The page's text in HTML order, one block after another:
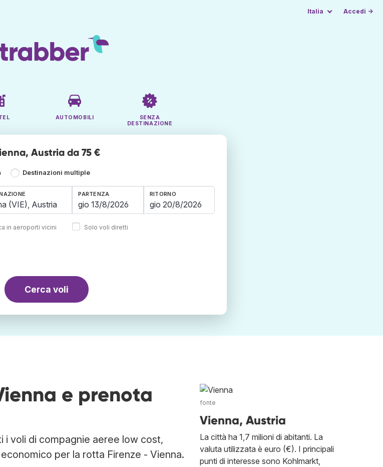
Italia Accedi →
AUTOMOBILI
SENZA
DESTINAZIONE
Austria da 75 €
Destinazioni multiple
in aeroporti vicini
PARTENZA RITORNO
Solo voli diretti
Cerca voli
e prenota
i voli di compagnie aeree low cost,
per la rotta Firenze - Vienna.
fonte
Vienna, Austria
La città ha 1,7 milioni di abitanti. La
valuta utilizzata è euro (€). I principali
punti di interesse sono Kohlmarkt,